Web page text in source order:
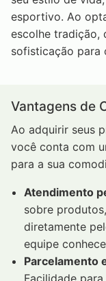
esportivo. Ao
escolhe tradição,
sofisticação para
Vantagens de
Ao adquirir seus
você conta com
para a sua
Atendimento
sobre
diretamente
equipe
Parcelamento